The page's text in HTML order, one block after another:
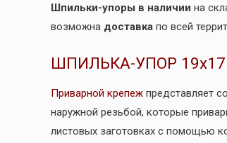
Шпильки-упоры в наличии на
возможна доставка по всей
ШПИЛЬКА-УПОР
Приварной крепеж представляет
наружной резьбой, которые
листовых заготовках с помощью